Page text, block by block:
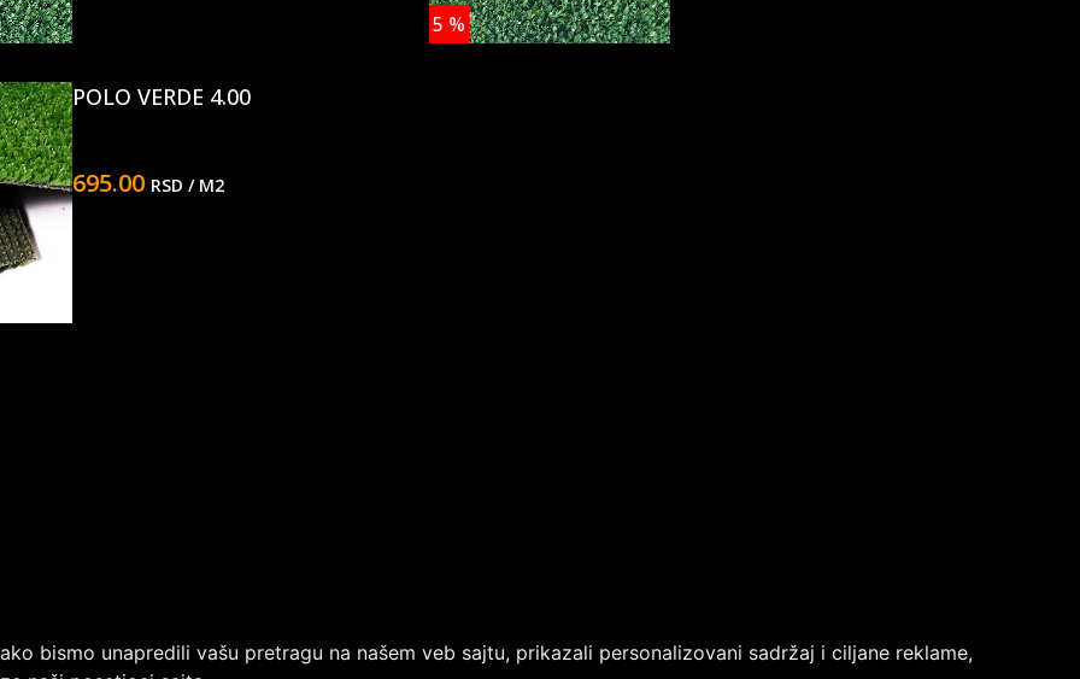
bismo unapredili vašu pretragu na našem veb sajtu, prikazali personalizovani sadržaj i ciljane reklame,
5 %
POLO VERDE 4.00
695.00 RSD / M2